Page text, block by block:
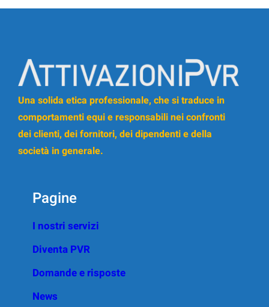
Una solida etica professionale, che si traduce in
comportamenti equi e responsabili nei confronti
dei clienti, dei fornitori, dei dipendenti e della
società in generale.
Pagine
I nostri servizi
Diventa PVR
Domande e risposte
News